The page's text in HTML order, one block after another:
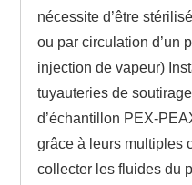
nécessite d’être
ou par circulation d’un
injection de vapeur)
tuyauteries de
d’échantillon PEX-
grâce à leurs multiples
collecter les fluides du